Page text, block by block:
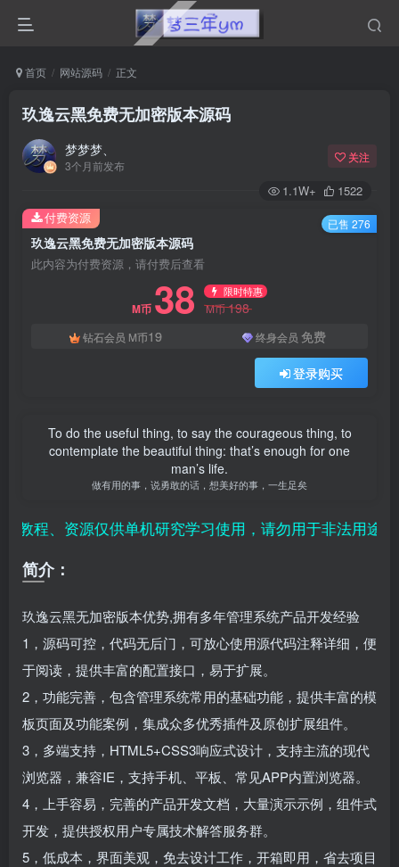
首页 网站源码 正文
玖逸云黑免费无加密版本源码
梦梦梦、
3个月前发布
关注
1.1W+ 1522
玖逸云黑免费无加密版本源码
此内容为付费资源，请付费后查看
M币 38 限时特惠
M币198
钻石会员 M币19 终身会员 免费
登录购买
付费资源 已售 276
To do the useful thing, to say the courageous thing, to
contemplate the beautiful thing: that’s enough for one
man’s life.
做有用的事，说勇敢的话，想美好的事，一生足矣
程、资源仅供单机研究学习使用，请勿用于非法用途；
简介：
玖逸云黑无加密版本优势,拥有多年管理系统产品开发经验
1，源码可控，代码无后门，可放心使用源代码注释详细，便
于阅读，提供丰富的配置接口，易于扩展。
2，功能完善，包含管理系统常用的基础功能，提供丰富的模
板页面及功能案例，集成众多优秀插件及原创扩展组件。
3，多端支持，HTML5+CSS3响应式设计，支持主流的现代
浏览器，兼容IE，支持手机、平板、常见APP内置浏览器。
4，上手容易，完善的产品开发文档，大量演示示例，组件式
开发，提供授权用户专属技术解答服务群。
5，低成本，界面美观，免去设计工作，开箱即用，省去项目